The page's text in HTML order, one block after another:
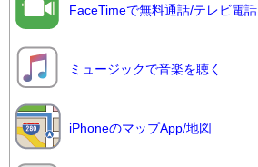
FaceTimeで無料通話/テレビ電話
ミュージックで音楽を聴く
iPhoneのマップApp/地図